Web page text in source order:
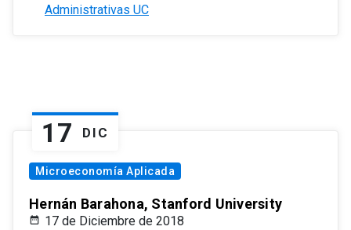
Administrativas UC
17 DIC
Microeconomía Aplicada
Hernán Barahona, Stanford University
17 de Diciembre de 2018